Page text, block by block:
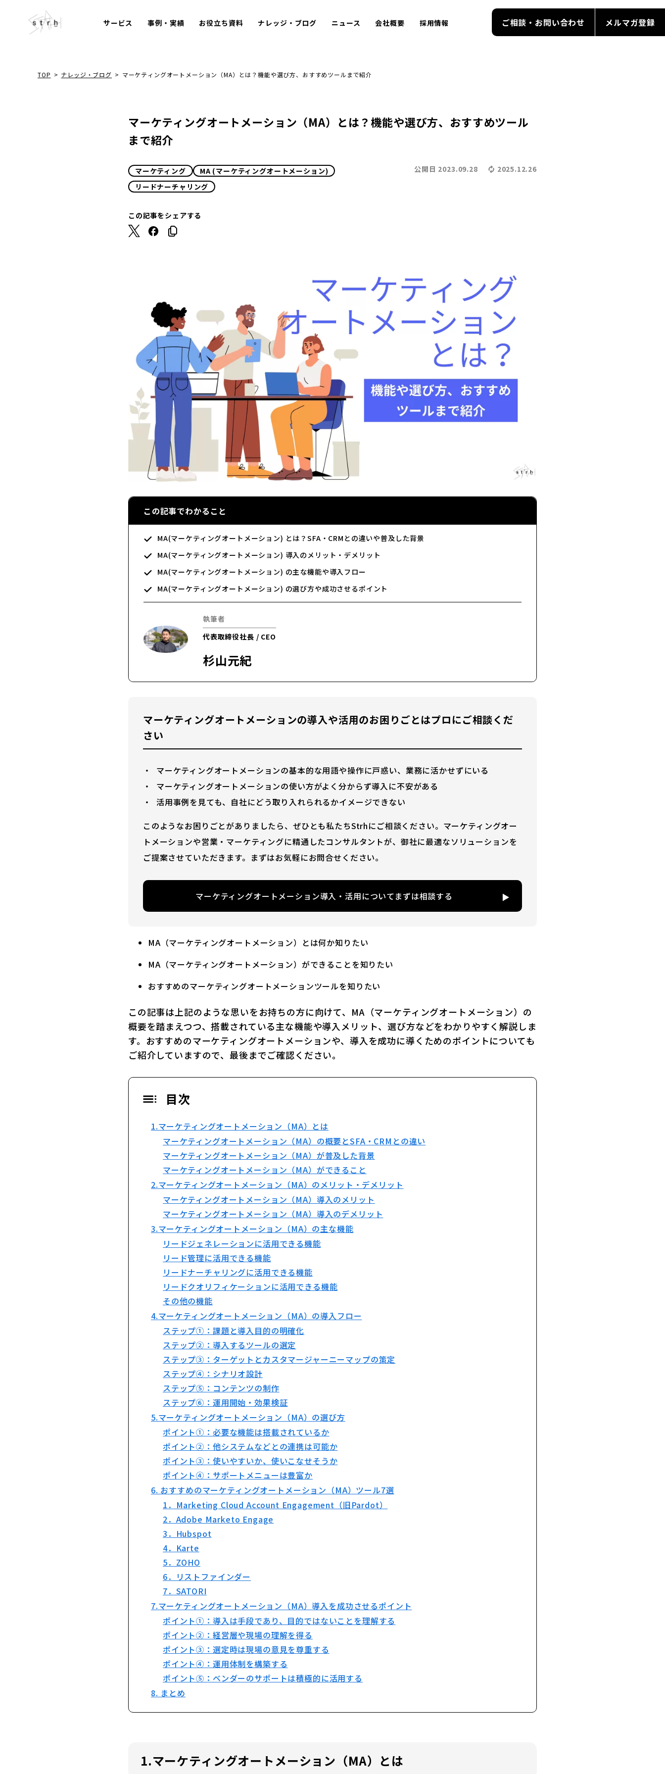
サービス 事例・実績 お役立ち資料 ナレッジ・ブログ ニュース 会社概要 採用情報 ご相談・お問い合わせ メルマガ登録
TOP > ナレッジ・ブログ > マーケティングオートメーション（MA）とは？機能や選び方、おすすめツールまで紹介
マーケティングオートメーション（MA）とは？機能や選び方、おすすめツール
まで紹介
マーケティング
MA (マーケティングオートメーション)
リードナーチャリング
公開日 2023.09.28 2025.12.26
この記事をシェアする
この記事でわかること
MA(マーケティングオートメーション) とは？SFA・CRMとの違いや普及した背景
MA(マーケティングオートメーション) 導入のメリット・デメリット
MA(マーケティングオートメーション) の主な機能や導入フロー
MA(マーケティングオートメーション) の選び方や成功させるポイント
執筆者
代表取締役社長 / CEO
杉山元紀
マーケティングオートメーションの導入や活用のお困りごとはプロにご相談くだ
さい
マーケティングオートメーションの基本的な用語や操作に戸惑い、業務に活かせずにいる
マーケティングオートメーションの使い方がよく分からず導入に不安がある
活用事例を見ても、自社にどう取り入れられるかイメージできない
このようなお困りごとがありましたら、ぜひとも私たちStrhにご相談ください。マーケティングオー
トメーションや営業・マーケティングに精通したコンサルタントが、御社に最適なソリューションを
ご提案させていただきます。まずはお気軽にお問合せください。
マーケティングオートメーション導入・活用についてまずは相談する
MA（マーケティングオートメーション）とは何か知りたい
MA（マーケティングオートメーション）ができることを知りたい
おすすめのマーケティングオートメーションツールを知りたい
この記事は上記のような思いをお持ちの方に向けて、MA（マーケティングオートメーション）の
概要を踏まえつつ、搭載されている主な機能や導入メリット、選び方などをわかりやすく解説しま
す。おすすめのマーケティングオートメーションや、導入を成功に導くためのポイントについても
ご紹介していますので、最後までご確認ください。
目次
1.マーケティングオートメーション（MA）とは
マーケティングオートメーション（MA）の概要とSFA・CRMとの違い
マーケティングオートメーション（MA）が普及した背景
マーケティングオートメーション（MA）ができること
2.マーケティングオートメーション（MA）のメリット・デメリット
マーケティングオートメーション（MA）導入のメリット
マーケティングオートメーション（MA）導入のデメリット
3.マーケティングオートメーション（MA）の主な機能
リードジェネレーションに活用できる機能
リード管理に活用できる機能
リードナーチャリングに活用できる機能
リードクオリフィケーションに活用できる機能
その他の機能
4.マーケティングオートメーション（MA）の導入フロー
ステップ①：課題と導入目的の明確化
ステップ②：導入するツールの選定
ステップ③：ターゲットとカスタマージャーニーマップの策定
ステップ④：シナリオ設計
ステップ⑤：コンテンツの制作
ステップ⑥：運用開始・効果検証
5.マーケティングオートメーション（MA）の選び方
ポイント①：必要な機能は搭載されているか
ポイント②：他システムなどとの連携は可能か
ポイント③：使いやすいか、使いこなせそうか
ポイント④：サポートメニューは豊富か
6. おすすめのマーケティングオートメーション（MA）ツール7選
1．Marketing Cloud Account Engagement（旧Pardot）
2．Adobe Marketo Engage
3．Hubspot
4．Karte
5．ZOHO
6．リストファインダー
7．SATORI
7.マーケティングオートメーション（MA）導入を成功させるポイント
ポイント①：導入は手段であり、目的ではないことを理解する
ポイント②：経営層や現場の理解を得る
ポイント③：選定時は現場の意見を尊重する
ポイント④：運用体制を構築する
ポイント⑤：ベンダーのサポートは積極的に活用する
8. まとめ
1.マーケティングオートメーション（MA） とは